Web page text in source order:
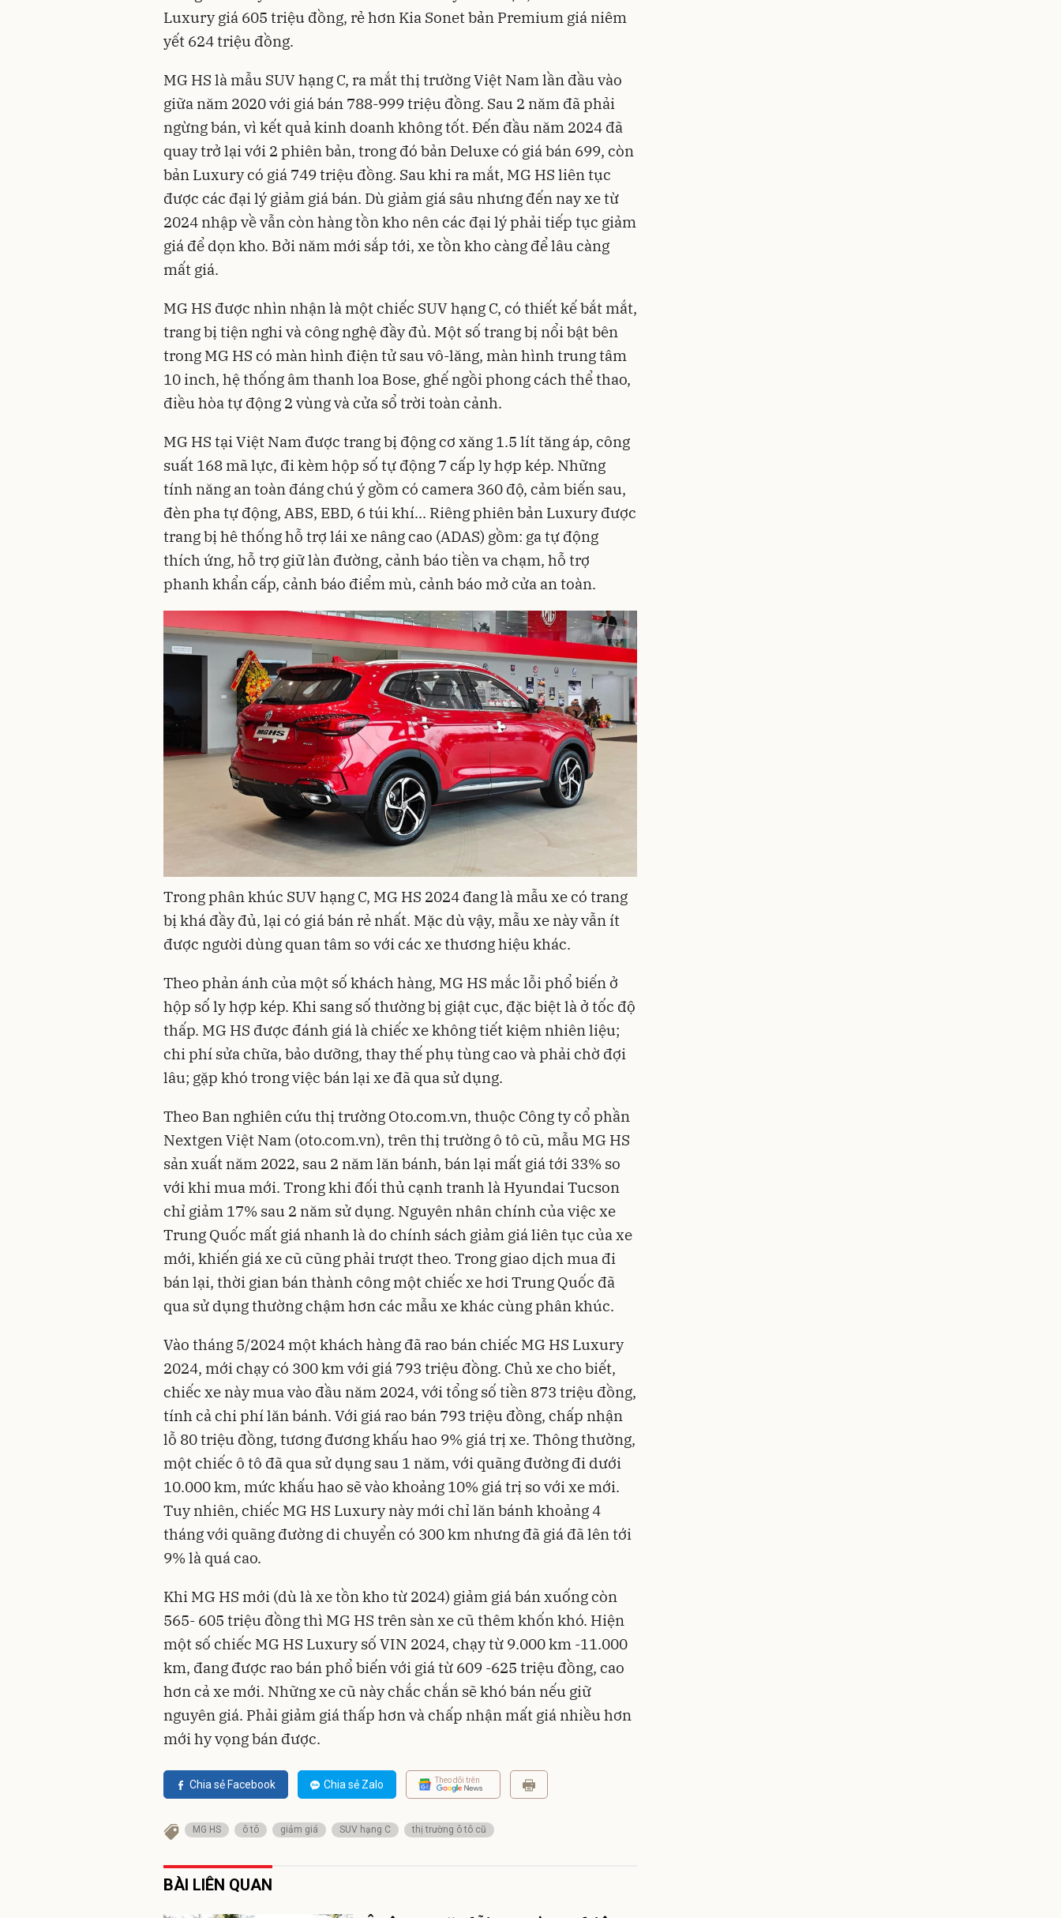
Luxury giá 605 triệu đồng, rẻ hơn Kia Sonet bản Premium giá niêm
yết 624 triệu đồng.
MG HS là mẫu SUV hạng C, ra mắt thị trường Việt Nam lần đầu vào
giữa năm 2020 với giá bán 788-999 triệu đồng. Sau 2 năm đã phải
ngừng bán, vì kết quả kinh doanh không tốt. Đến đầu năm 2024 đã
quay trở lại với 2 phiên bản, trong đó bản Deluxe có giá bán 699, còn
bản Luxury có giá 749 triệu đồng. Sau khi ra mắt, MG HS liên tục
được các đại lý giảm giá bán. Dù giảm giá sâu nhưng đến nay xe từ
2024 nhập về vẫn còn hàng tồn kho nên các đại lý phải tiếp tục giảm
giá để dọn kho. Bởi năm mới sắp tới, xe tồn kho càng để lâu càng
mất giá.
MG HS được nhìn nhận là một chiếc SUV hạng C, có thiết kế bắt mắt,
trang bị tiện nghi và công nghệ đầy đủ. Một số trang bị nổi bật bên
trong MG HS có màn hình điện tử sau vô-lăng, màn hình trung tâm
10 inch, hệ thống âm thanh loa Bose, ghế ngồi phong cách thể thao,
điều hòa tự động 2 vùng và cửa sổ trời toàn cảnh.
MG HS tại Việt Nam được trang bị động cơ xăng 1.5 lít tăng áp, công
suất 168 mã lực, đi kèm hộp số tự động 7 cấp ly hợp kép. Những
tính năng an toàn đáng chú ý gồm có camera 360 độ, cảm biến sau,
đèn pha tự động, ABS, EBD, 6 túi khí... Riêng phiên bản Luxury được
trang bị hê thống hỗ trợ lái xe nâng cao (ADAS) gồm: ga tự động
thích ứng, hỗ trợ giữ làn đường, cảnh báo tiền va chạm, hỗ trợ
phanh khẩn cấp, cảnh báo điểm mù, cảnh báo mở cửa an toàn.
Trong phân khúc SUV hạng C, MG HS 2024 đang là mẫu xe có trang
bị khá đầy đủ, lại có giá bán rẻ nhất. Mặc dù vậy, mẫu xe này vẫn ít
được người dùng quan tâm so với các xe thương hiệu khác.
Theo phản ánh của một số khách hàng, MG HS mắc lỗi phổ biến ở
hộp số ly hợp kép. Khi sang số thường bị giật cục, đặc biệt là ở tốc độ
thấp. MG HS được đánh giá là chiếc xe không tiết kiệm nhiên liệu;
chi phí sửa chữa, bảo dưỡng, thay thế phụ tùng cao và phải chờ đợi
lâu; gặp khó trong việc bán lại xe đã qua sử dụng.
Theo Ban nghiên cứu thị trường Oto.com.vn, thuộc Công ty cổ phần
Nextgen Việt Nam (oto.com.vn), trên thị trường ô tô cũ, mẫu MG HS
sản xuất năm 2022, sau 2 năm lăn bánh, bán lại mất giá tới 33% so
với khi mua mới. Trong khi đối thủ cạnh tranh là Hyundai Tucson
chỉ giảm 17% sau 2 năm sử dụng. Nguyên nhân chính của việc xe
Trung Quốc mất giá nhanh là do chính sách giảm giá liên tục của xe
mới, khiến giá xe cũ cũng phải trượt theo. Trong giao dịch mua đi
bán lại, thời gian bán thành công một chiếc xe hơi Trung Quốc đã
qua sử dụng thường chậm hơn các mẫu xe khác cùng phân khúc.
Vào tháng 5/2024 một khách hàng đã rao bán chiếc MG HS Luxury
2024, mới chạy có 300 km với giá 793 triệu đồng. Chủ xe cho biết,
chiếc xe này mua vào đầu năm 2024, với tổng số tiền 873 triệu đồng,
tính cả chi phí lăn bánh. Với giá rao bán 793 triệu đồng, chấp nhận
lỗ 80 triệu đồng, tương đương khấu hao 9% giá trị xe. Thông thường,
một chiếc ô tô đã qua sử dụng sau 1 năm, với quãng đường đi dưới
10.000 km, mức khấu hao sẽ vào khoảng 10% giá trị so với xe mới.
Tuy nhiên, chiếc MG HS Luxury này mới chỉ lăn bánh khoảng 4
tháng với quãng đường di chuyển có 300 km nhưng đã giá đã lên tới
9% là quá cao.
Khi MG HS mới (dù là xe tồn kho từ 2024) giảm giá bán xuống còn
565- 605 triệu đồng thì MG HS trên sàn xe cũ thêm khốn khó. Hiện
một số chiếc MG HS Luxury số VIN 2024, chạy từ 9.000 km -11.000
km, đang được rao bán phổ biến với giá từ 609 -625 triệu đồng, cao
hơn cả xe mới. Những xe cũ này chắc chắn sẽ khó bán nếu giữ
nguyên giá. Phải giảm giá thấp hơn và chấp nhận mất giá nhiều hơn
mới hy vọng bán được.
Chia sẻ Facebook Chia sẻ Zalo Theo dõi trên
MG HS ô tô giảm giá SUV hạng C thị trường ô tô cũ
BÀI LIÊN QUAN